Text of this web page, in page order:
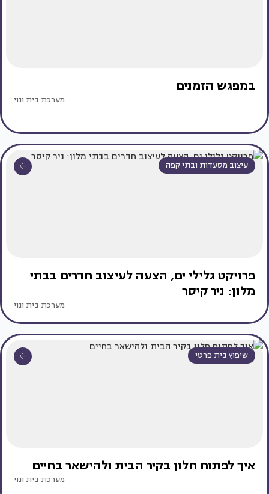
במפגש הזמנים
מערכת בית ונוי
עיצוב מסעדות ובתי קפה
פרויקט גלילי ים, הצעה לעיצוב חדרים בבתי
מלון: ניר קיסר
מערכת בית ונוי
שיפוץ בית פרטי
איך לפתוח חלון בקיר הבית ולהישאר בחיים
מערכת בית ונוי